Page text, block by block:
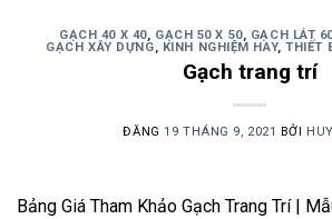
GẠCH 40 X 40, GẠCH 50 X 50, GẠCH LÁT
GẠCH XÂY DỰNG
KINH NGHIỆM HAY,THIẾT
Gạch trang trí
ĐĂNG19 THÁNG 9, 2021 BỞI
Bảng Giá Tham Khảo Gạch Trang Trí |